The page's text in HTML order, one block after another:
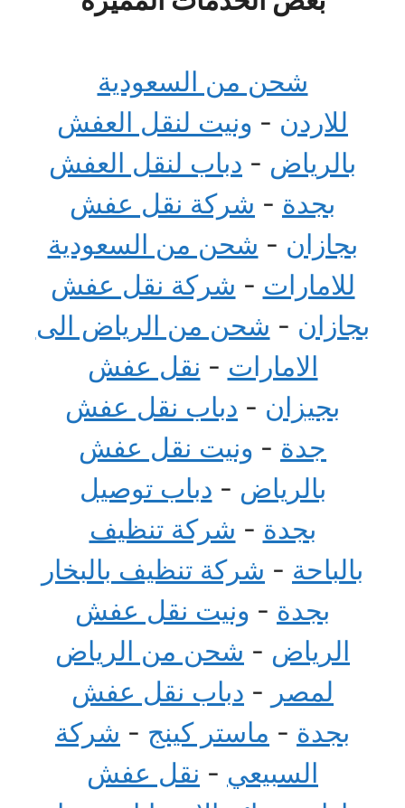
شحن من السعودية
للاردن - ونيت لنقل العفش
بالرياض - دباب لنقل العفش
بجدة - شركة نقل عفش
بجازان - شحن من السعودية
للامارات - شركة نقل عفش
بجازان - شحن من الرياض الى
الامارات - نقل عفش
بجيزان - دباب نقل عفش
جدة - ونيت نقل عفش
بالرياض - دباب توصيل
بجدة - شركة تنظيف
بالباحة - شركة تنظيف بالبخار
بجدة - ونيت نقل عفش
الرياض - شحن من الرياض
لمصر - دباب نقل عفش
بجدة - ماستر كينج - شركة
السبيعي - نقل عفش